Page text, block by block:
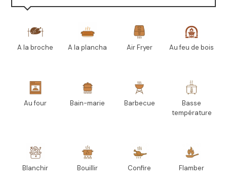
A la broche A la plancha Air Fryer Au feu de bois
Au four Bain-marie Barbecue
Basse
température
Blanchir Bouillir Confire Flamber